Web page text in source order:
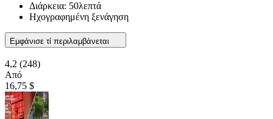
Διάρκεια: 50λεπτά
Ηχογραφημένη ξενάγηση
Εμφάνισε τί περιλαμβάνεται
4,2 (248)
Από
16,75 $